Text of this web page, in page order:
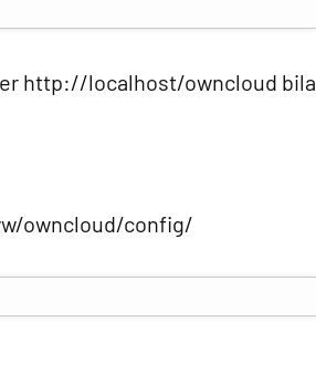
http://localhost/owncloud bila
owncloud/config/